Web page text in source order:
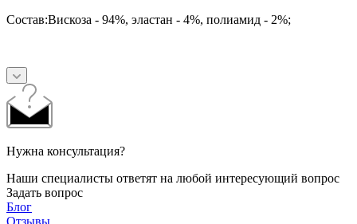
Состав:Вискоза - 94%, эластан - 4%, полиамид - 2%;
Нужна консультация?
Наши специалисты ответят на любой интересующий вопрос
Задать вопрос
Блог
Отзывы